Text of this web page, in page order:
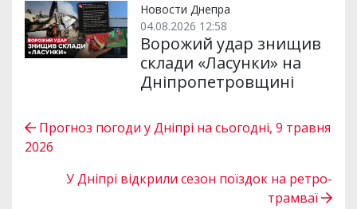
Новости Днепра
04.08.2026 12:58
Ворожий удар знищив
склади «Ласунки» на
Дніпропетровщині
Прогноз погоди у Дніпрі на сьогодні, 9 травня
2026
У Дніпрі відкрили сезон поїздок на ретро-
трамваї